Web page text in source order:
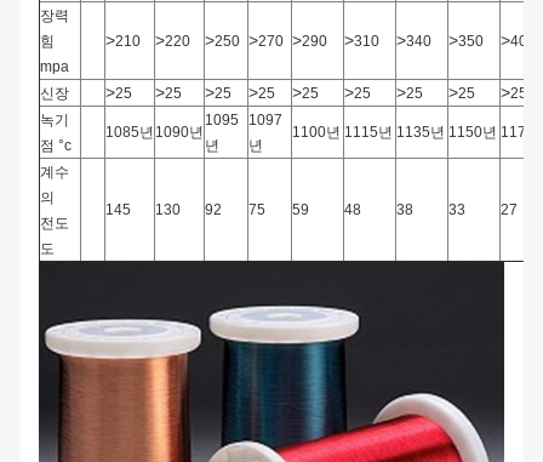
장력
힘
mpa
>210 >220 >250 >270 >290 >310 >340 >350 >400
신장 >25 >25 >25 >25 >25 >25 >25 >25 >25
녹기
점 °c
1085년 1090년
1095
년
1097
년
1100년 1115년 1135년 1150년 1170
계수
의
전도
도
145 130 92 75 59 48 38 33 27